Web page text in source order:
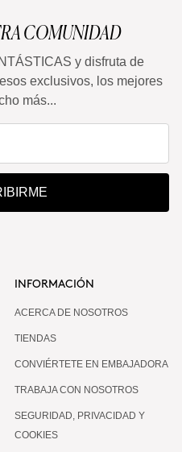
COMUNIDAD
y disfruta de
exclusivos, los mejores
más...
INFORMACIÓN
ACERCA DE NOSOTROS
TIENDAS
CONVIÉRTETE EN EMBAJADORA
TRABAJA CON NOSOTROS
SEGURIDAD, PRIVACIDAD Y
COOKIES